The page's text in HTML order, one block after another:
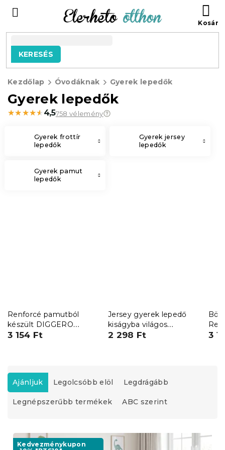
tartalomhoz
KERESÉS
Kezdőlap Óvodáknak Gyerek lepedők
Gyerek lepedők
★★★★★
★★★★★ 4,5758 vélemény
Gyerek frottír
lepedők
Gyerek jersey
lepedők
Gyerek pamut
lepedők
Renforcé pamutból
készült DIGGERO
színes kiságy
3 154 Ft
Jersey gyerek lepedő
kiságyba világos
szürke70 x 140 cm
2 298 Ft 3
T
e
r
m
e
Ajánljuk Legolcsóbb elöl Legdrágább
Legnépszerűbb termékek ABC szerint
T
Kedvezménykupon